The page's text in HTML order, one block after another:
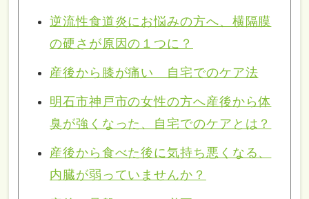
逆流性食道炎にお悩みの方へ、横隔膜
の硬さが原因の１つに？
産後から膝が痛い 自宅でのケア法
明石市神戸市の女性の方へ産後から体
臭が強くなった、自宅でのケアとは？
産後から食べた後に気持ち悪くなる、
内臓が弱っていませんか？